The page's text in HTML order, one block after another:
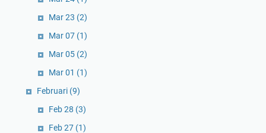
Mar 23 (2)
Mar 07 (1)
Mar 05 (2)
Mar 01 (1)
Februari (9)
Feb 28 (3)
Feb 27 (1)